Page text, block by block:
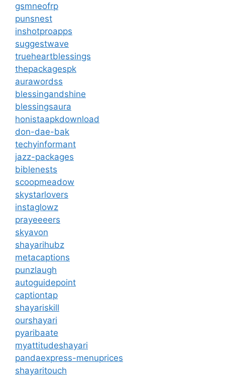
gsmneofrp
punsnest
inshotproapps
suggestwave
trueheartblessings
thepackagespk
aurawordss
blessingandshine
blessingsaura
honistaapkdownload
don-dae-bak
techyinformant
jazz-packages
biblenests
scoopmeadow
skystarlovers
instaglowz
prayeeeers
skyavon
shayarihubz
metacaptions
punzlaugh
autoguidepoint
captiontap
shayariskill
ourshayari
pyaribaate
myattitudeshayari
pandaexpress-menuprices
shayaritouch